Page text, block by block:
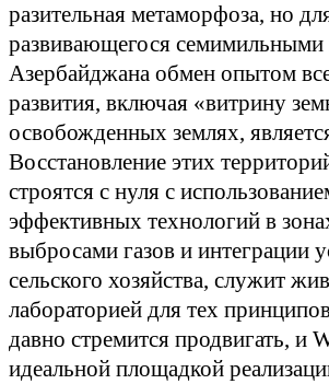
разительная метаморфоза, но
развивающегося
Азербайджана обмен опытом
развития, включая «витрину
освобожденных землях,
Восстановление этих
строятся с нуля с
эффективных технологий в
выбросами газов и интеграции
сельского хозяйства, служит
лабораторией для тех
давно стремится продвигать, и
идеальной площадкой